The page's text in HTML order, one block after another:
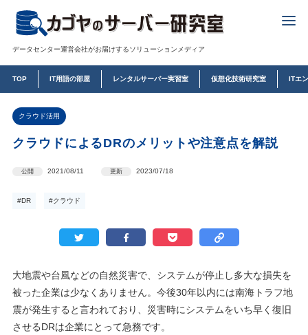
データセンター運営会社がお届けするソリューションメディア
TOP IT用語の部屋 レンタルサーバー実習室 仮想化技術研究室 ITエ
クラウド活用
クラウドによるDRのメリットや注意点を解説
公開 2021/08/11 更新 2023/07/18
#DR #クラウド
大地震や台風などの自然災害で、システムが停止し多大な損失を
被った企業は少なくありません。今後30年以内には南海トラフ地
震が発生すると言われており、災害時にシステムをいち早く復旧
させるDRは企業にとって急務です。